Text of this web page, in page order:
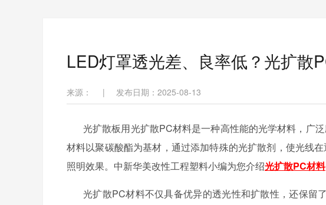
LED灯罩透光差、良率低？光扩散
来源： | 发布日期：2025-08-13
光扩散板用光扩散PC材料是一种高性能的光学材料，广
材料以聚碳酸酯为基材，通过添加特殊的光扩散剂，使光线
照明效果。中新华美改性工程塑料小编为您介绍光扩散PC材料
光扩散PC材料不仅具备优异的透光性和扩散性，还保留